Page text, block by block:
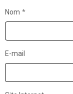
Nom
E-mail